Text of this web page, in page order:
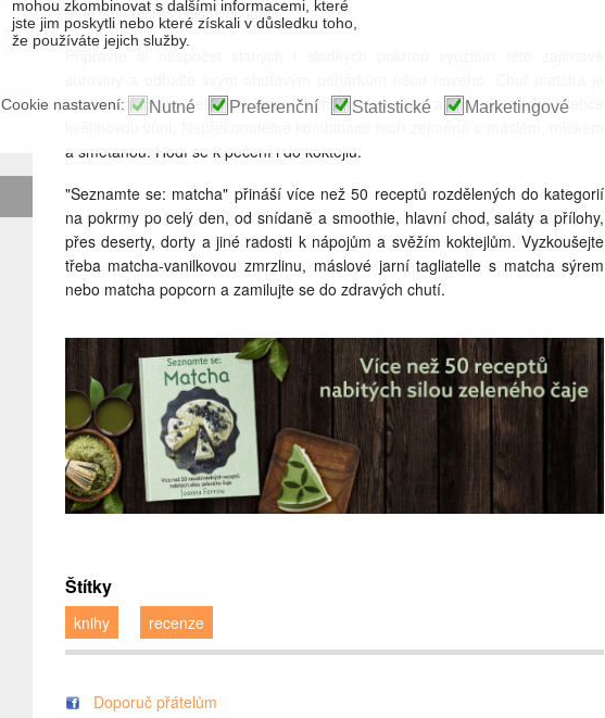
množství těchto očistných látek.
Připravte si nespočet slaných i sladkých pokrmů využitím této zajímavé
oproti klasickým zeleným čajům bohatší, jemnější a má specifickou lehce
a smetanou. Hodí se k pečení i do koktejlů.
"Seznamte se: matcha" přináší více než 50 receptů rozdělených do kategorií
na pokrmy po celý den, od snídaně a smoothie, hlavní chod, saláty a přílohy,
přes deserty, dorty a jiné radosti k nápojům a svěžím koktejlům. Vyzkoušejte
třeba matcha-vanilkovou zmrzlinu, máslové jarní tagliatelle s matcha sýrem
nebo matcha popcorn a zamilujte se do zdravých chutí.
Štítky
knihy recenze
Doporuč přátelům
mohou zkombinovat s dalšími informacemi, které
jste jim poskytli nebo které získali v důsledku toho,
že používáte jejich služby.
Cookie nastavení: Nutné Preferenční Statistické Marketingové